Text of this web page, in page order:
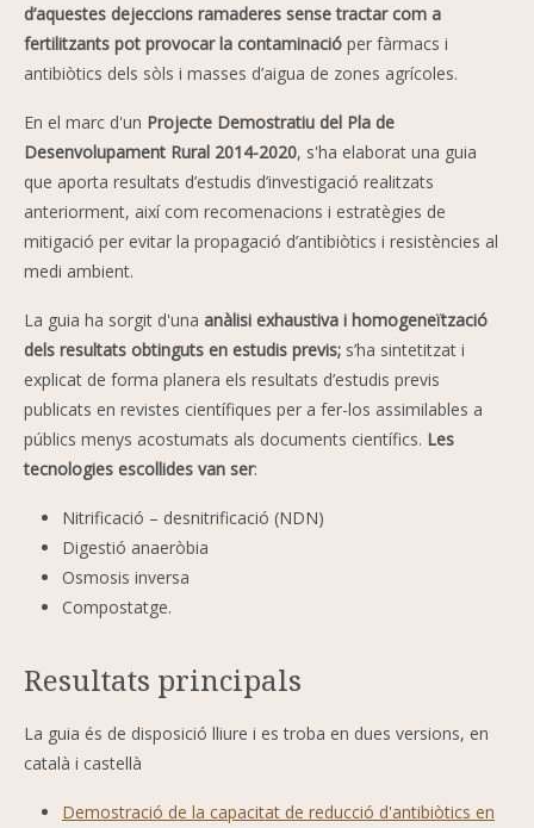
d’aquestes dejeccions ramaderes sense tractar com a
fertilitzants pot provocar la contaminació per fàrmacs i
antibiòtics dels sòls i masses d’aigua de zones agrícoles.
En el marc d'un Projecte Demostratiu del Pla de
Desenvolupament Rural 2014-2020, s'ha elaborat una guia
que aporta resultats d’estudis d’investigació realitzats
anteriorment, així com recomenacions i estratègies de
mitigació per evitar la propagació d’antibiòtics i resistències al
medi ambient.
La guia ha sorgit d'una anàlisi exhaustiva i homogeneïtzació
dels resultats obtinguts en estudis previs; s’ha sintetitzat i
explicat de forma planera els resultats d’estudis previs
publicats en revistes científiques per a fer-los assimilables a
públics menys acostumats als documents científics. Les
tecnologies escollides van ser:
Nitrificació – desnitrificació (NDN)
Digestió anaeròbia
Osmosis inversa
Compostatge.
Resultats principals
La guia és de disposició lliure i es troba en dues versions, en
català i castellà
Demostració de la capacitat de reducció d'antibiòtics en